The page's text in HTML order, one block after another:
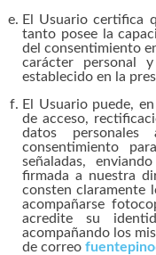
El Usuario certifica
tanto posee la
del consentimiento
carácter personal
establecido en la
El Usuario puede,
de acceso,
datos
consentimiento
señaladas,
firmada a nuestra
consten claramente
acompañarse
acredite su
acompañando los
de correo